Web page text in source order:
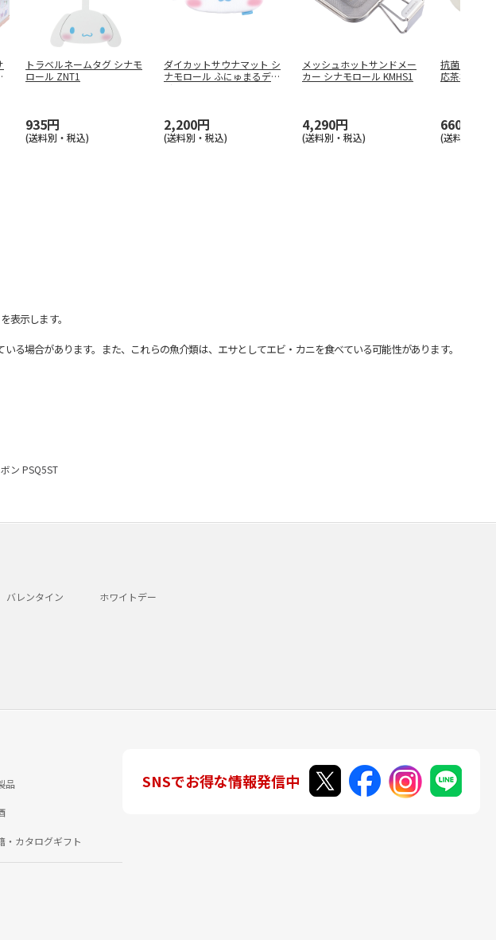
トラベルネームタグ シナモ
ロール ZNT1
935円
(送料別・税込)
ダイカットサウナマット シ
ナモロール ふにゅまるデザ
イン
2,200円
(送料別・税込)
メッシュホットサンドメー
カー シナモロール KMHS1
4,290円
(送料別・税込)
抗菌 電子レ
応茶わん ハ
660円
(送料別・税
表示します。
場合があります。また、これらの魚介類は、エサとしてエビ・カニを食べている可能性があります。
ン PSQ5ST
バレンタイン ホワイトデー
品
・カタログギフト
SNSでお得な情報発信中